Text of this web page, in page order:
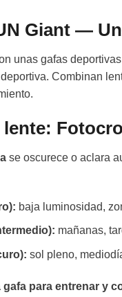
Giant —
unas gafas
Combinan
se oscurece o aclara
baja luminosidad,
mañanas,
sol pleno,
gafa para entrenar y